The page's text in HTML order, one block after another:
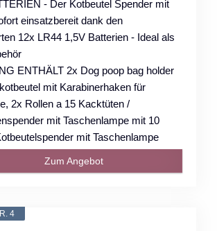
- Der Kotbeutel Spender mit
einsatzbereit dank den
12x LR44 1,5V Batterien - Ideal als
ENTHÄLT 2x Dog poop bag holder
mit Karabinerhaken für
2x Rollen a 15 Kacktüten /
mit Taschenlampe mit 10
mit Taschenlampe
Zum Angebot
4